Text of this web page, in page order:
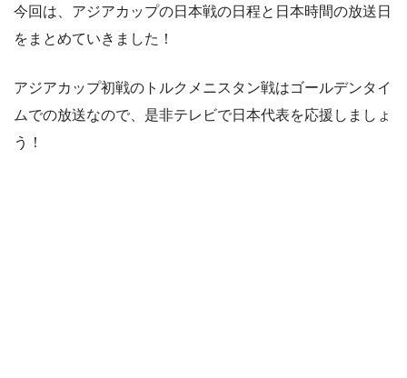
今回は、アジアカップの日本戦の日程と日本時間の放送日
をまとめていきました！
アジアカップ初戦のトルクメニスタン戦はゴールデンタイ
ムでの放送なので、是非テレビで日本代表を応援しましょ
う！